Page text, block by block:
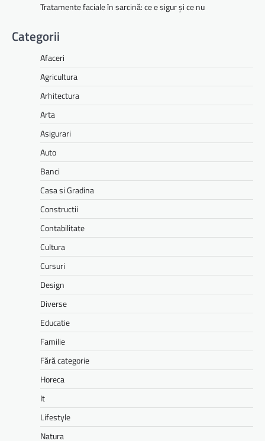
Tratamente faciale în sarcină: ce e sigur și ce nu
Categorii
Afaceri
Agricultura
Arhitectura
Arta
Asigurari
Auto
Banci
Casa si Gradina
Constructii
Contabilitate
Cultura
Cursuri
Design
Diverse
Educatie
Familie
Fără categorie
Horeca
It
Lifestyle
Natura